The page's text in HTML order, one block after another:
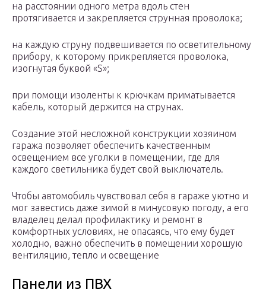
на расстоянии одного метра вдоль стен
протягивается и закрепляется струнная проволока;
на каждую струну подвешивается по осветительному
прибору, к которому прикрепляется проволока,
изогнутая буквой «S»;
при помощи изоленты к крючкам приматывается
кабель, который держится на струнах.
Создание этой несложной конструкции хозяином
гаража позволяет обеспечить качественным
освещением все уголки в помещении, где для
каждого светильника будет свой выключатель.
Чтобы автомобиль чувствовал себя в гараже уютно и
мог завестись даже зимой в минусовую погоду, а его
владелец делал профилактику и ремонт в
комфортных условиях, не опасаясь, что ему будет
холодно, важно обеспечить в помещении хорошую
вентиляцию, тепло и освещение
Панели из ПВХ